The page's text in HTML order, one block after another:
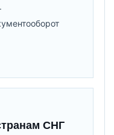
СНГ